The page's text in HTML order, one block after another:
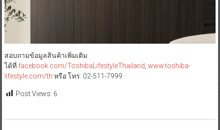
สอบถามข้อมูลสินค้าเพิ่มเติม
ได้ที่ facebook.com/ToshibaLifestyleThailand www.toshiba-
lifestyle.com/th หรือ โทร. 02-511-7999
Post Views: 6